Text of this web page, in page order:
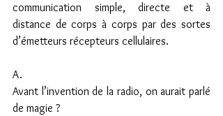
communication simple, directe et à
distance de corps à corps par des sortes
d’émetteurs récepteurs cellulaires.
A.
Avant l’invention de la radio, on aurait parlé
de magie ?